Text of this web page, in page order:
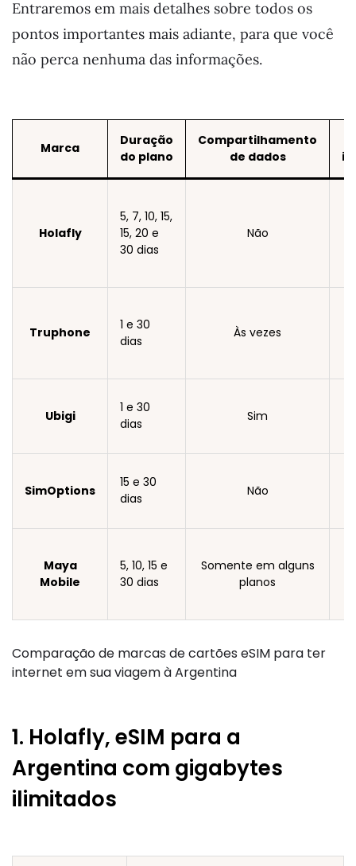
Entraremos em mais detalhes sobre todos os
pontos importantes mais adiante, para que você
não perca nenhuma das informações.
Marca
Duração
do plano
Compartilhamento
de dados
Holafly
5, 7, 10, 15,
15, 20 e
30 dias
Não
Truphone
1 e 30
dias
Às vezes
Ubigi
1 e 30
dias
Sim
SimOptions
15 e 30
dias
Não
Maya
Mobile
5, 10, 15 e
30 dias
Somente em alguns
planos
Comparação de marcas de cartões eSIM para ter
internet em sua viagem à Argentina
1. Holafly, eSIM para a
Argentina com gigabytes
ilimitados